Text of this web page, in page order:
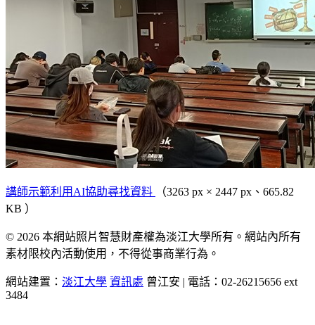
講師示範利用AI協助尋找資料
（3263 px × 2447 px、665.82
KB ）
© 2026 本網站照片智慧財產權為淡江大學所有。網站內所有
素材限校內活動使用，不得從事商業行為。
網站建置： 淡江大學 資訊處 曾江安 | 電話：02-26215656 ext
3484